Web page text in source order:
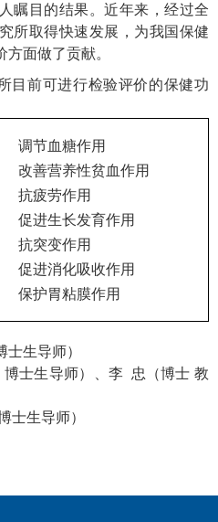
瞩目的结果。近年来，经过全
所取得快速发展，为我国保健
面做了贡献。
目前可进行检验评价的保健功
调节血糖作用
改善营养性贫血作用
抗疲劳作用
促进生长发育作用
抗突变作用
促进消化吸收作用
保护胃粘膜作用
生导师）
士生导师）、李 忠（博士 教
士生导师）